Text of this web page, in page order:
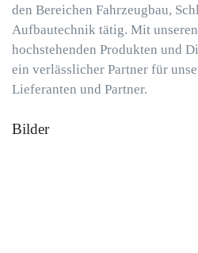
den Bereichen Fahrzeugbau,
Aufbautechnik tätig. Mit
hochstehenden Produkten und
ein verlässlicher Partner für
Lieferanten und Partner.
Bilder